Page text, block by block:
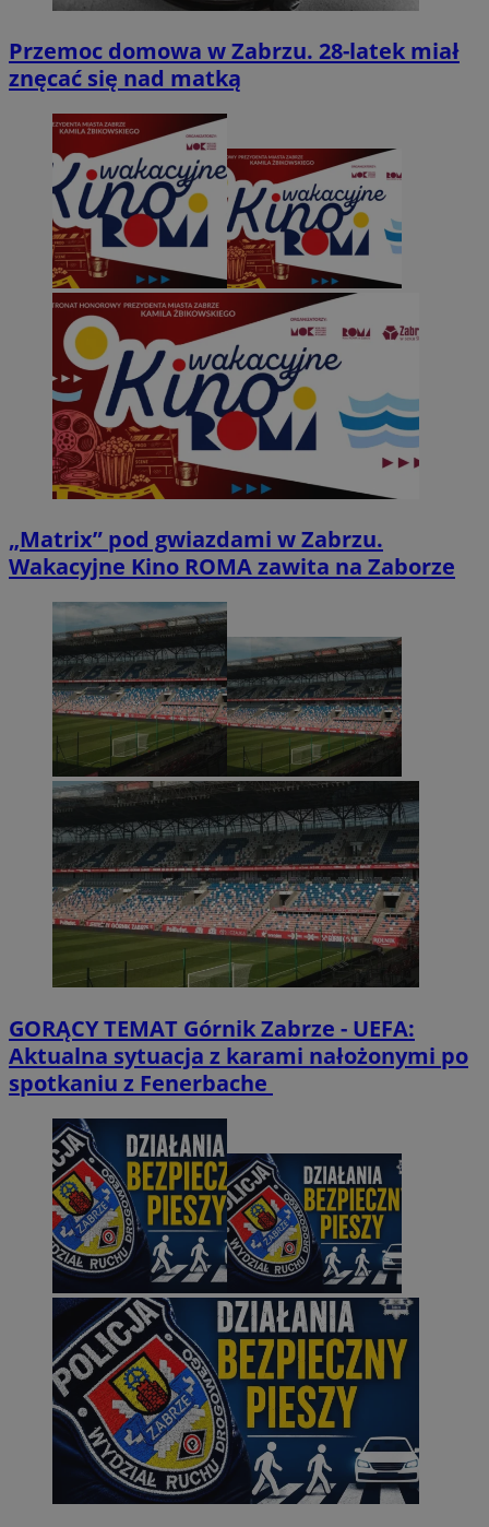
Przemoc domowa w Zabrzu. 28-latek miał
znęcać się nad matką
„Matrix” pod gwiazdami w Zabrzu.
Wakacyjne Kino ROMA zawita na Zaborze
GORĄCY TEMAT Górnik Zabrze - UEFA:
Aktualna sytuacja z karami nałożonymi po
spotkaniu z Fenerbache